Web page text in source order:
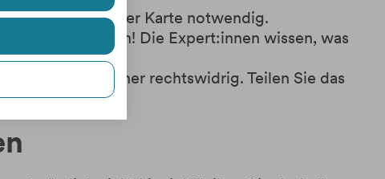
ist eine Sperre der Karte notwendig.
Sie die Situation! Die Expert:innen wissen, was
und daher rechtswidrig. Teilen Sie das